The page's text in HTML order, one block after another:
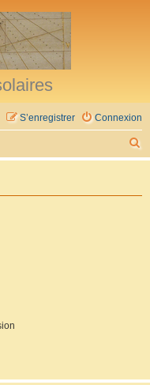
Connexion
S’enregistrer
e